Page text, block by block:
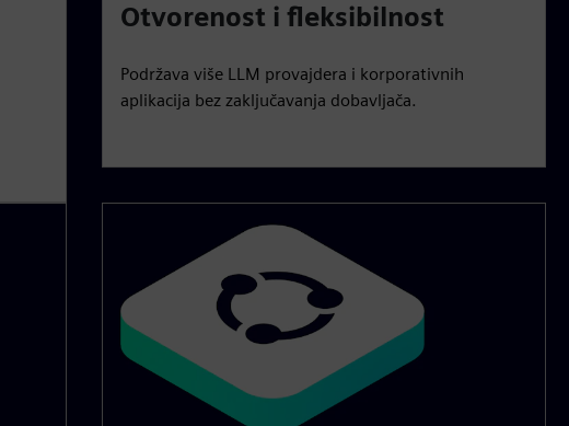
Otvorenost i fleksibilnost
Podržava više LLM provajdera i korporativnih
aplikacija bez zaključavanja dobavljača.